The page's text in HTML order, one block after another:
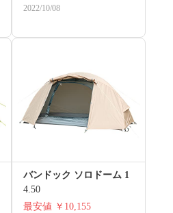
2022/10/08
バンドック ソロドーム 1
4.50
最安値 ￥10,155